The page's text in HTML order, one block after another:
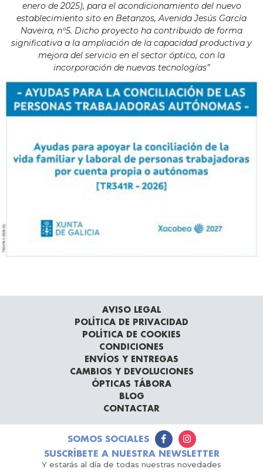
enero de 2025), para el acondicionamiento del nuevo
establecimiento sito en Betanzos, Avenida Jesús García
Naveira, nº5. Dicho proyecto ha contribuido de forma
significativa a la ampliación de la capacidad productiva y
mejora del servicio en el sector óptico, con la
incorporación de nuevas tecnologías”
AVISO LEGAL
POLÍTICA DE PRIVACIDAD
POLÍTICA DE COOKIES
CONDICIONES
ENVÍOS Y ENTREGAS
CAMBIOS Y DEVOLUCIONES
ÓPTICAS TÁBORA
BLOG
CONTACTAR
SOMOS SOCIALES
SUSCRÍBETE A NUESTRA NEWSLETTER
Y estarás al día de todas nuestras novedades